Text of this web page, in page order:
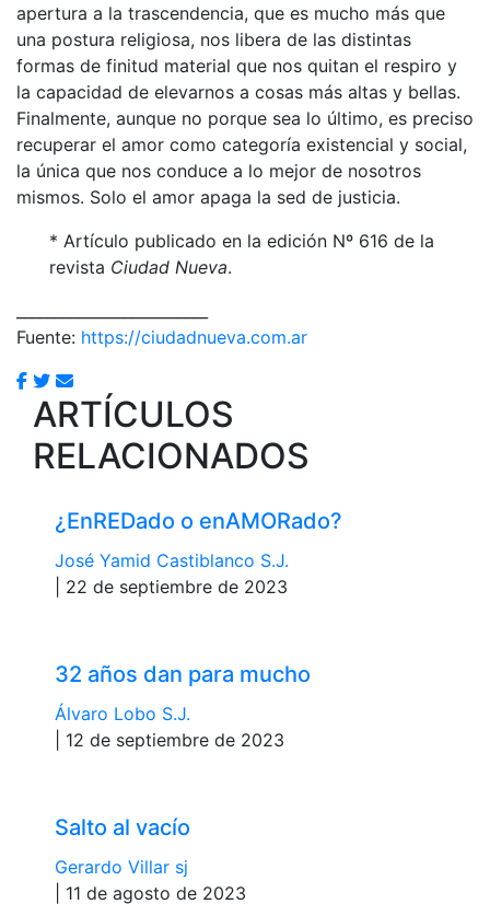
apertura a la trascendencia, que es mucho más que
una postura religiosa, nos libera de las distintas
formas de finitud material que nos quitan el respiro y
la capacidad de elevarnos a cosas más altas y bellas.
Finalmente, aunque no porque sea lo último, es preciso
recuperar el amor como categoría existencial y social,
la única que nos conduce a lo mejor de nosotros
mismos. Solo el amor apaga la sed de justicia.
* Artículo publicado en la edición Nº 616 de la
revista Ciudad Nueva.
Fuente: https://ciudadnueva.com.ar
ARTÍCULOS
RELACIONADOS
¿EnREDado o enAMORado?
José Yamid Castiblanco S.J.
| 22 de septiembre de 2023
32 años dan para mucho
Álvaro Lobo S.J.
| 12 de septiembre de 2023
Salto al vacío
Gerardo Villar sj
| 11 de agosto de 2023